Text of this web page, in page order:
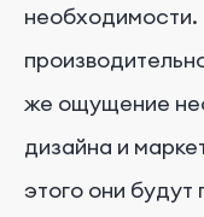
же ощущение
дизайна и
этого они будут